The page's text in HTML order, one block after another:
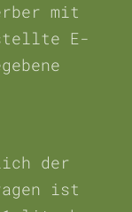
mit
E-
der
ist